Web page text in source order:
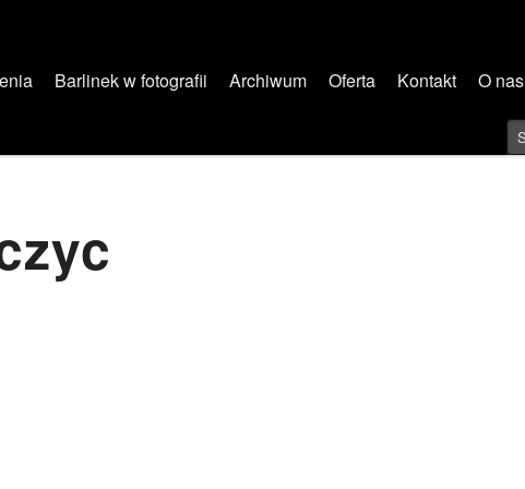
Barlinek w fotografii Archiwum Oferta Kontakt O nas